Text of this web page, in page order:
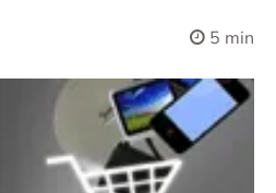
5 min